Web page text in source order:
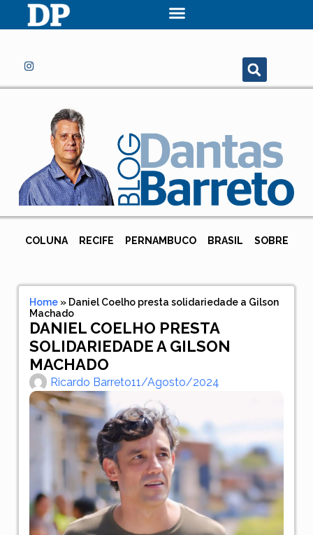
COLUNA RECIFE PERNAMBUCO BRASIL SOBRE
Home» Daniel Coelho presta solidariedade a Gilson
Machado
DANIEL COELHO PRESTA
SOLIDARIEDADE A GILSON
MACHADO
Ricardo Barreto11/agosto/2024